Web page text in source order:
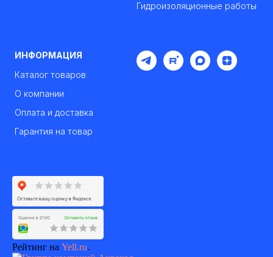
Гидроизоляционные работы
ИНФОРМАЦИЯ
Каталог товаров
О компании
Оплата и доставка
Гарантия на товар
Рейтинг на Yell.ru.